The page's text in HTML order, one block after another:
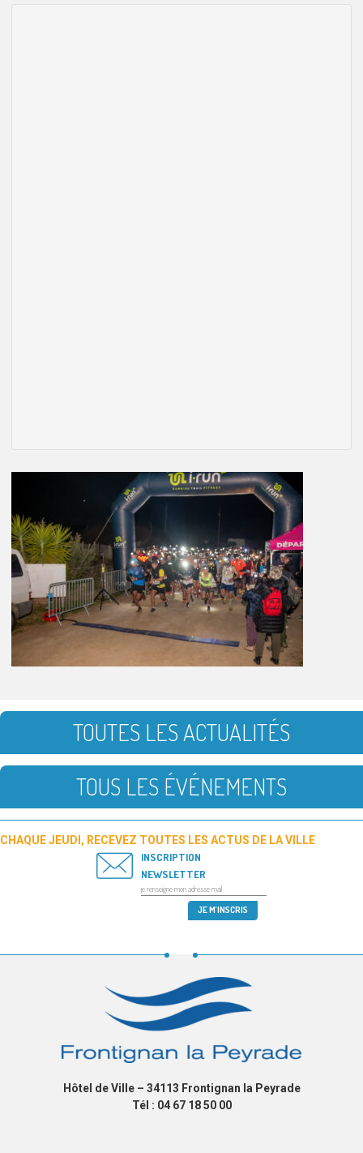
TOUTES LES ACTUALITÉS
TOUS LES ÉVÉNEMENTS
CHAQUE JEUDI, RECEVEZ TOUTES LES ACTUS DE LA VILLE
INSCRIPTION
NEWSLETTER
Hôtel de Ville – 34113 Frontignan la Peyrade
Tél : 04 67 18 50 00